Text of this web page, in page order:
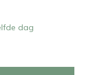
dag